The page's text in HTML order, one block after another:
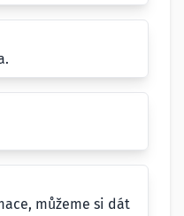
můžeme si dát